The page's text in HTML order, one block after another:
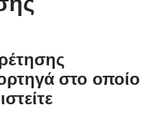
στο οποίο